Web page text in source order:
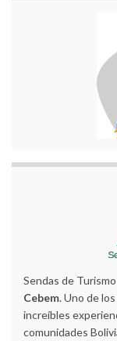
Sendas de
Cebem. Uno de
increíbles
comunidades